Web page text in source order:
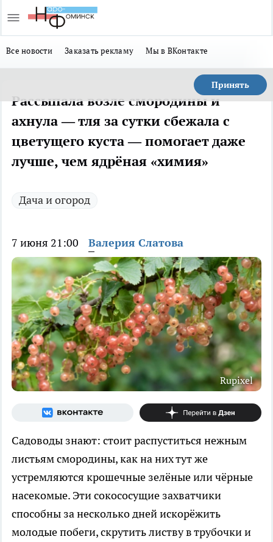
Все новости Заказать рекламу Мы в ВКонтакте
Принять
Рассыпала возле смородины и
ахнула — тля за сутки сбежала с
цветущего куста — помогает даже
лучше, чем ядрёная «химия»
Дача и огород
7 июня 21:00 Валерия Слатова
Rupixel
Садоводы знают: стоит распуститься нежным
листьям смородины, как на них тут же
устремляются крошечные зелёные или чёрные
насекомые. Эти сокососущие захватчики
способны за несколько дней искорёжить
молодые побеги, скрутить листву в трубочки и